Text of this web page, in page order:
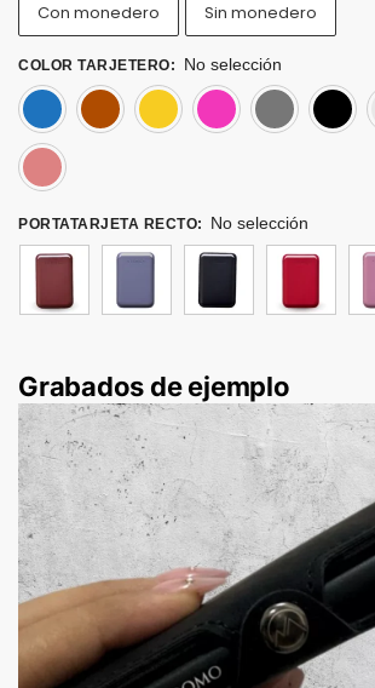
Con monedero Sin monedero
COLOR TARJETERO: No selección
Azul Cafe DoradoFucsia
PORTATARJETA RECTO: No selección
Grabados de ejemplo